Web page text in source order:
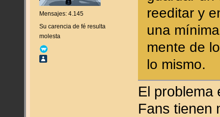
Mensajes: 4.145
Su carencia de fé resulta
molesta
reeditar y
una
mente de
lo mismo.
El problema
Fans